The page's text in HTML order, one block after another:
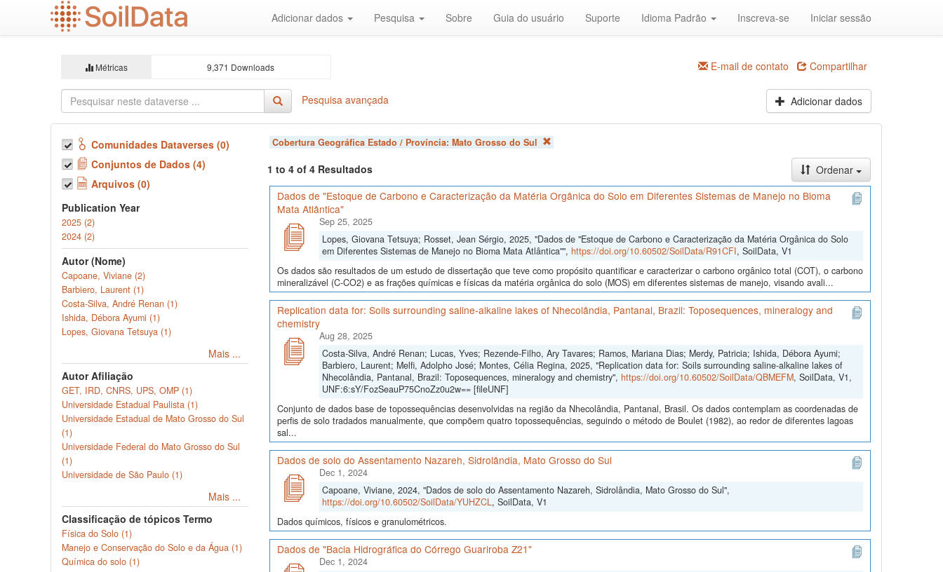
Adicionar dados Pesquisa Sobre Guia do usuário Suporte Idioma Padrão Inscreva-se Iniciar sessão
Métricas 9,371 Downloads E-mail de contato Compartilhar
Pesquisa avançada Adicionar dados
Comunidades Dataverses (0)
Conjuntos de Dados (4)
Arquivos (0)
Publication Year
2025 (2)
2024 (2)
Autor (Nome)
Capoane, Viviane (2)
Barbiero, Laurent (1)
Costa-Silva, André Renan (1)
Ishida, Débora Ayumi (1)
Lopes, Giovana Tetsuya (1)
Mais ...
Autor Afiliação
GET, IRD, CNRS, UPS, OMP (1)
Universidade Estadual Paulista (1)
Universidade Estadual de Mato Grosso do Sul
(1)
Universidade Federal do Mato Grosso do Sul
(1)
Universidade de São Paulo (1)
Mais ...
Classificação de tópicos Termo
Física do Solo (1)
Manejo e Conservação do Solo e da Água (1)
Química do solo (1)
Cobertura Geográfica Estado / Província: Mato Grosso do Sul
1 to 4 of 4 Resultados
Ordenar
Dados de "Estoque de Carbono e Caracterização da Matéria Orgânica do Solo em Diferentes Sistemas de Manejo no Bioma
Mata Atlântica"
Sep 25, 2025
Lopes, Giovana Tetsuya; Rosset, Jean Sérgio, 2025, "Dados de "Estoque de Carbono e Caracterização da Matéria Orgânica do Solo
em Diferentes Sistemas de Manejo no Bioma Mata Atlântica"", https://doi.org/10.60502/SoilData/R91CFI, SoilData, V1
Os dados são resultados de um estudo de dissertação que teve como propósito quantificar e caracterizar o carbono orgânico total (COT), o carbono
mineralizável (C-CO2) e as frações químicas e físicas da matéria orgânica do solo (MOS) em diferentes sistemas de manejo, visando avali...
Replication data for: Soils surrounding saline-alkaline lakes of Nhecolândia, Pantanal, Brazil: Toposequences, mineralogy and
chemistry
Aug 28, 2025
Costa-Silva, André Renan; Lucas, Yves; Rezende-Filho, Ary Tavares; Ramos, Mariana Dias; Merdy, Patricia; Ishida, Débora Ayumi;
Barbiero, Laurent; Melfi, Adolpho José; Montes, Célia Regina, 2025, "Replication data for: Soils surrounding saline-alkaline lakes of
Nhecolândia, Pantanal, Brazil: Toposequences, mineralogy and chemistry", https://doi.org/10.60502/SoilData/QBMEFM, SoilData, V1,
UNF:6:sY/FozSeauP75CnoZz0u2w== [fileUNF]
Conjunto de dados base de topossequências desenvolvidas na região da Nhecolândia, Pantanal, Brasil. Os dados contemplam as coordenadas de
perfis de solo tradados manualmente, que compõem quatro topossequências, seguindo o método de Boulet (1982), ao redor de diferentes lagoas
sal...
Dados de solo do Assentamento Nazareh, Sidrolândia, Mato Grosso do Sul
Dec 1, 2024
Capoane, Viviane, 2024, "Dados de solo do Assentamento Nazareh, Sidrolândia, Mato Grosso do Sul",
https://doi.org/10.60502/SoilData/YUHZCL, SoilData, V1
Dados químicos, físicos e granulométricos.
Dados de "Bacia Hidrográfica do Córrego Guariroba Z21"
Dec 1, 2024